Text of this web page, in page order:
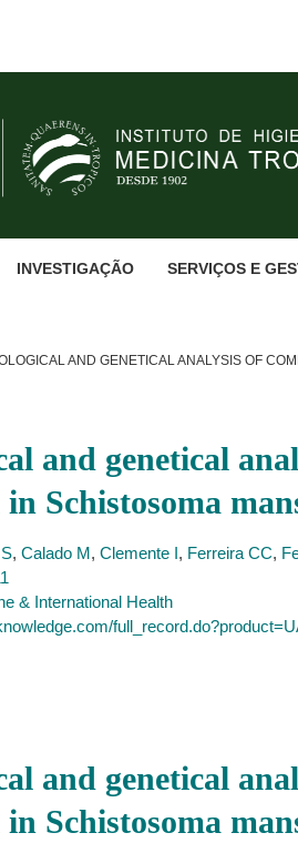
INVESTIGAÇÃO SERVIÇOS E
AND GENETICAL ANALYSIS OF
and genetical
Schistosoma
, Calado M, Clemente I, Ferreira CC,
& International Health
and genetical
Schistosoma